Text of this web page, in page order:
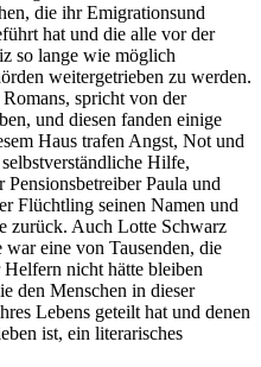
die ihr Emigrationsund
hat und die alle vor der
so lange wie möglich
weitergetrieben zu werden.
spricht von der
und diesen fanden einige
Haus trafen Angst, Not und
Hilfe,
Paula und
Flüchtling seinen Namen und
zurück. Auch Lotte Schwarz
eine von Tausenden, die
nicht hätte bleiben
den Menschen in dieser
Lebens geteilt hat und denen
ist, ein literarisches